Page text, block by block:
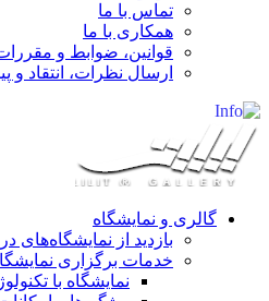
تماس با ما
همکاری با ما
قوانین، ضوابط و
ارسال نظرات، انتقاد و
گالری و نمایشگاه
بازدید از نمایشگاه‌های
خدمات برگزاری
نمایشگاه با